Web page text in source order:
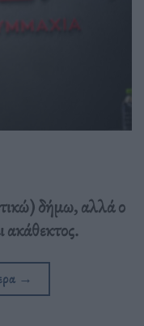
δήμω, αλλά ο
ακάθεκτος.
→